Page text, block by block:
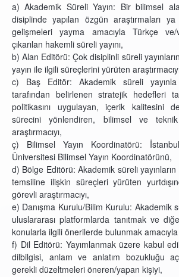
a) Akademik Süreli Yayın: Bir bilimsel
disiplinde yapılan özgün araştırmaları
gelişmeleri yayma amacıyla Türkçe
çıkarılan hakemli süreli yayını,
b) Alan Editörü: Çok disiplinli süreli
yayın ile ilgili süreçlerini yürüten
c) Baş Editör: Akademik süreli
tarafından belirlenen stratejik hedefleri
politikasını uygulayan, içerik kalitesini
sürecini yönlendiren, bilimsel ve
araştırmacıyı,
ç) Bilimsel Yayın Koordinatörü:
Üniversitesi Bilimsel Yayın Koordinatörünü,
d) Bölge Editörü: Akademik süreli
temsiline ilişkin süreçleri yürüten
görevli araştırmacıyı,
e) Danışma Kurulu/Bilim Kurulu: Akademik
uluslararası platformlarda tanıtmak ve
konularla ilgili önerilerde bulunmak
f) Dil Editörü: Yayımlanmak üzere kabul
dilbilgisi, anlam ve anlatım bozukluğu
gerekli düzeltmeleri öneren/yapan kişiyi,